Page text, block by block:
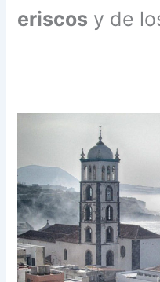
eriscos y de